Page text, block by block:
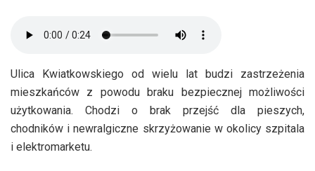
Ulica Kwiatkowskiego od wielu lat budzi zastrzeżenia
mieszkańców z powodu braku bezpiecznej możliwości
użytkowania. Chodzi o brak przejść dla pieszych,
chodników i newralgiczne skrzyżowanie w okolicy szpitala
i elektromarketu.